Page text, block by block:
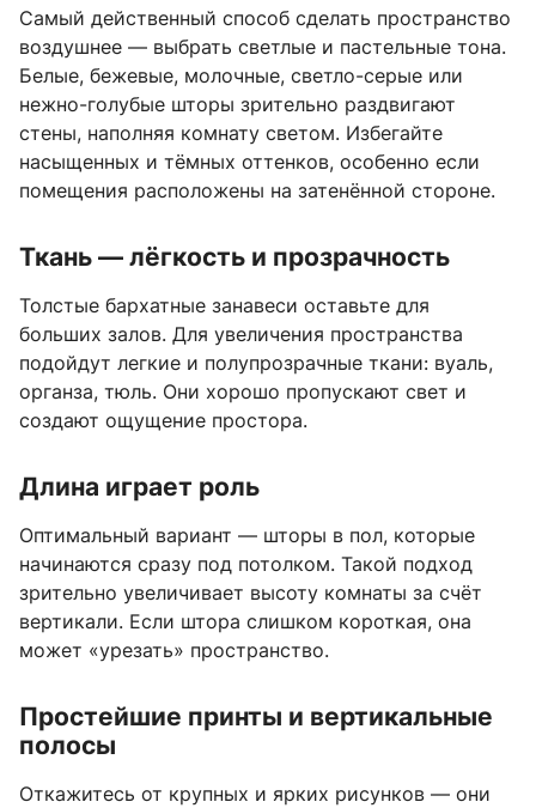
Самый действенный способ сделать пространство
воздушнее — выбрать светлые и пастельные тона.
Белые, бежевые, молочные, светло-серые или
нежно-голубые шторы зрительно раздвигают
стены, наполняя комнату светом. Избегайте
насыщенных и тёмных оттенков, особенно если
помещения расположены на затенённой стороне.
Ткань — лёгкость и прозрачность
Толстые бархатные занавеси оставьте для
больших залов. Для увеличения пространства
подойдут легкие и полупрозрачные ткани: вуаль,
органза, тюль. Они хорошо пропускают свет и
создают ощущение простора.
Длина играет роль
Оптимальный вариант — шторы в пол, которые
начинаются сразу под потолком. Такой подход
зрительно увеличивает высоту комнаты за счёт
вертикали. Если штора слишком короткая, она
может «урезать» пространство.
Простейшие принты и вертикальные
полосы
Откажитесь от крупных и ярких рисунков — они